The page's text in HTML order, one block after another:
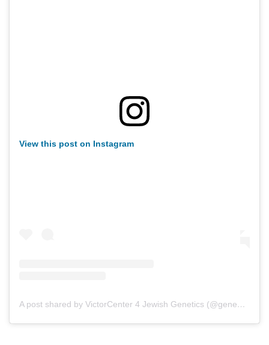
View this post on Instagram
A post shared by VictorCenter 4 Jewish Genetics (@gene_screen)